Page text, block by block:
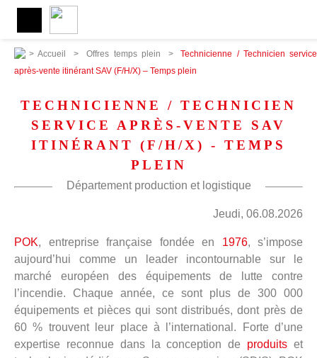
> Accueil > Offres temps plein >
Technicienne / Technicien service
après-vente itinérant SAV (F/H/X) – Temps plein
TECHNICIENNE / TECHNICIEN
SERVICE APRÈS-VENTE SAV
ITINÉRANT (F/H/X) - TEMPS
PLEIN
Département production et logistique
Jeudi, 06.08.2026
POK, entreprise française fondée en 1976, s’impose
aujourd’hui comme un leader incontournable sur le
marché européen des équipements de lutte contre
l’incendie. Chaque année, ce sont plus de 300 000
équipements et pièces qui sont distribués, dont près de
60 % trouvent leur place à l’international. Forte d’une
expertise reconnue dans la conception de produitset